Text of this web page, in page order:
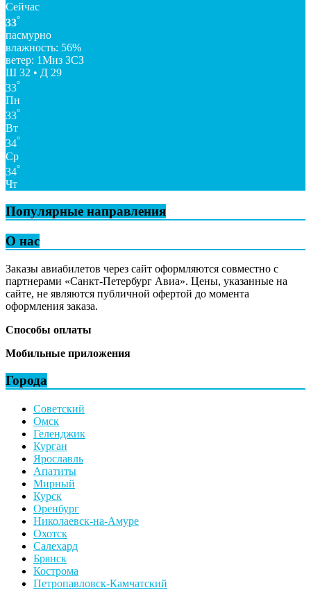
Сейчас
33°
пасмурно
влажность: 56%
ветер: 1Миз ЗСЗ
Ш 32 • Д 29
33°
Пн
33°
Вт
34°
Ср
34°
Чт
Популярные направления
О нас
Заказы авиабилетов через сайт оформляются совместно с
партнерами «Санкт-Петербург Авиа». Цены, указанные на
сайте, не являются публичной офертой до момента
оформления заказа.
Способы оплаты
Мобильные приложения
Города
Советский
Омск
Геленджик
Курган
Ярославль
Апатиты
Мирный
Курск
Оренбург
Николаевск-на-Амуре
Охотск
Салехард
Брянск
Кострома
Петропавловск-Камчатский